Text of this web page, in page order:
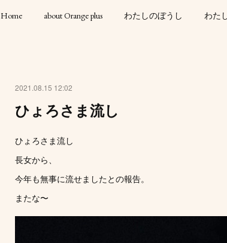
Home about Orange plus わたしのぼうし わた
2021.08.15 12:02
ひょろさま流し
ひょろさま流し
長女から、
今年も無事に流せましたとの報告。
またな〜